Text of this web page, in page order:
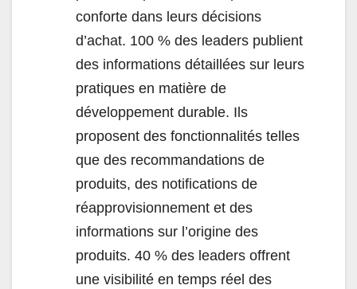
conforte dans leurs décisions
d’achat. 100 % des leaders publient
des informations détaillées sur leurs
pratiques en matière de
développement durable. Ils
proposent des fonctionnalités telles
que des recommandations de
produits, des notifications de
réapprovisionnement et des
informations sur l’origine des
produits. 40 % des leaders offrent
une visibilité en temps réel des